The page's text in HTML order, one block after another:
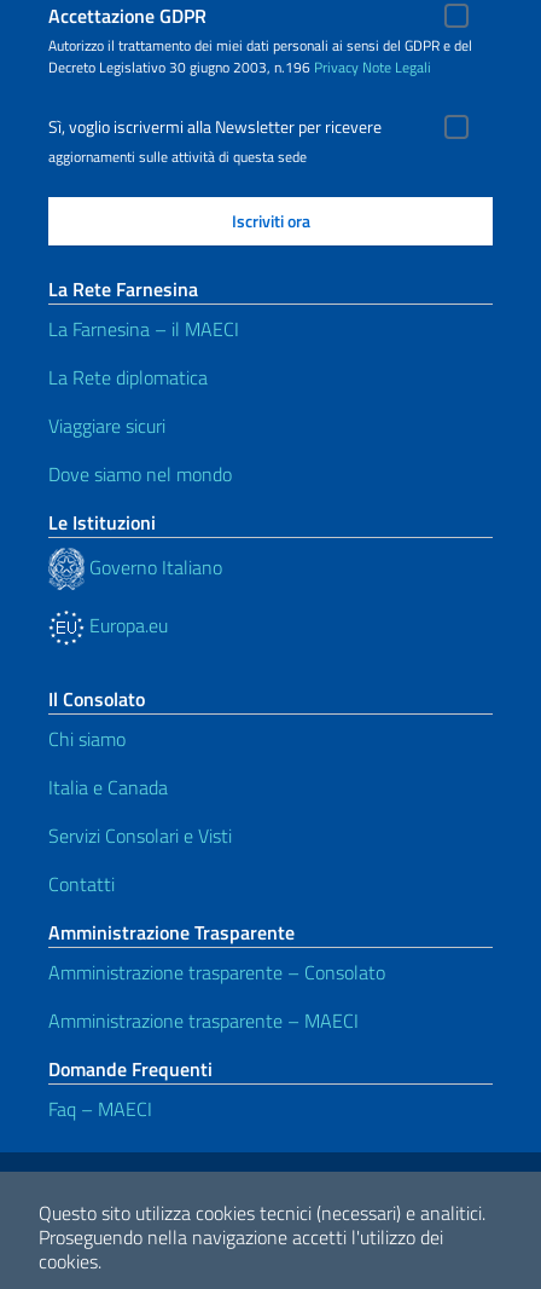
Questo sito utilizza cookies tecnici (necessari) e analitici.
Proseguendo nella navigazione accetti l'utilizzo dei
cookies.
Accettazione GDPR
Autorizzo il trattamento dei miei dati personali ai sensi del GDPR e del
Decreto Legislativo 30 giugno 2003, n.196 Privacy Note Legali
Sì, voglio iscrivermi alla Newsletter per ricevere
aggiornamenti sulle attività di questa sede
La Rete Farnesina
La Farnesina – il MAECI
La Rete diplomatica
Viaggiare sicuri
Dove siamo nel mondo
Le Istituzioni
Governo Italiano
Europa.eu
Il Consolato
Chi siamo
Italia e Canada
Servizi Consolari e Visti
Contatti
Amministrazione Trasparente
Amministrazione trasparente – Consolato
Amministrazione trasparente – MAECI
Domande Frequenti
Faq – MAECI
Link Utili